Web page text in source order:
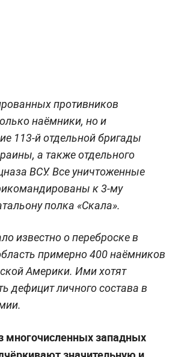
противников
наёмники, но и
113-й отдельной бригады
а также отдельного
ВСУ. Все уничтоженные
к 3-му
полка «Скала».
известно о переброске в
примерно 400 наёмников
Америки. Ими хотят
дефицит личного состава в
многочисленных западных